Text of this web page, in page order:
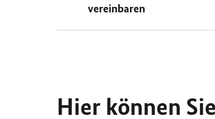
vereinbaren
Hier können